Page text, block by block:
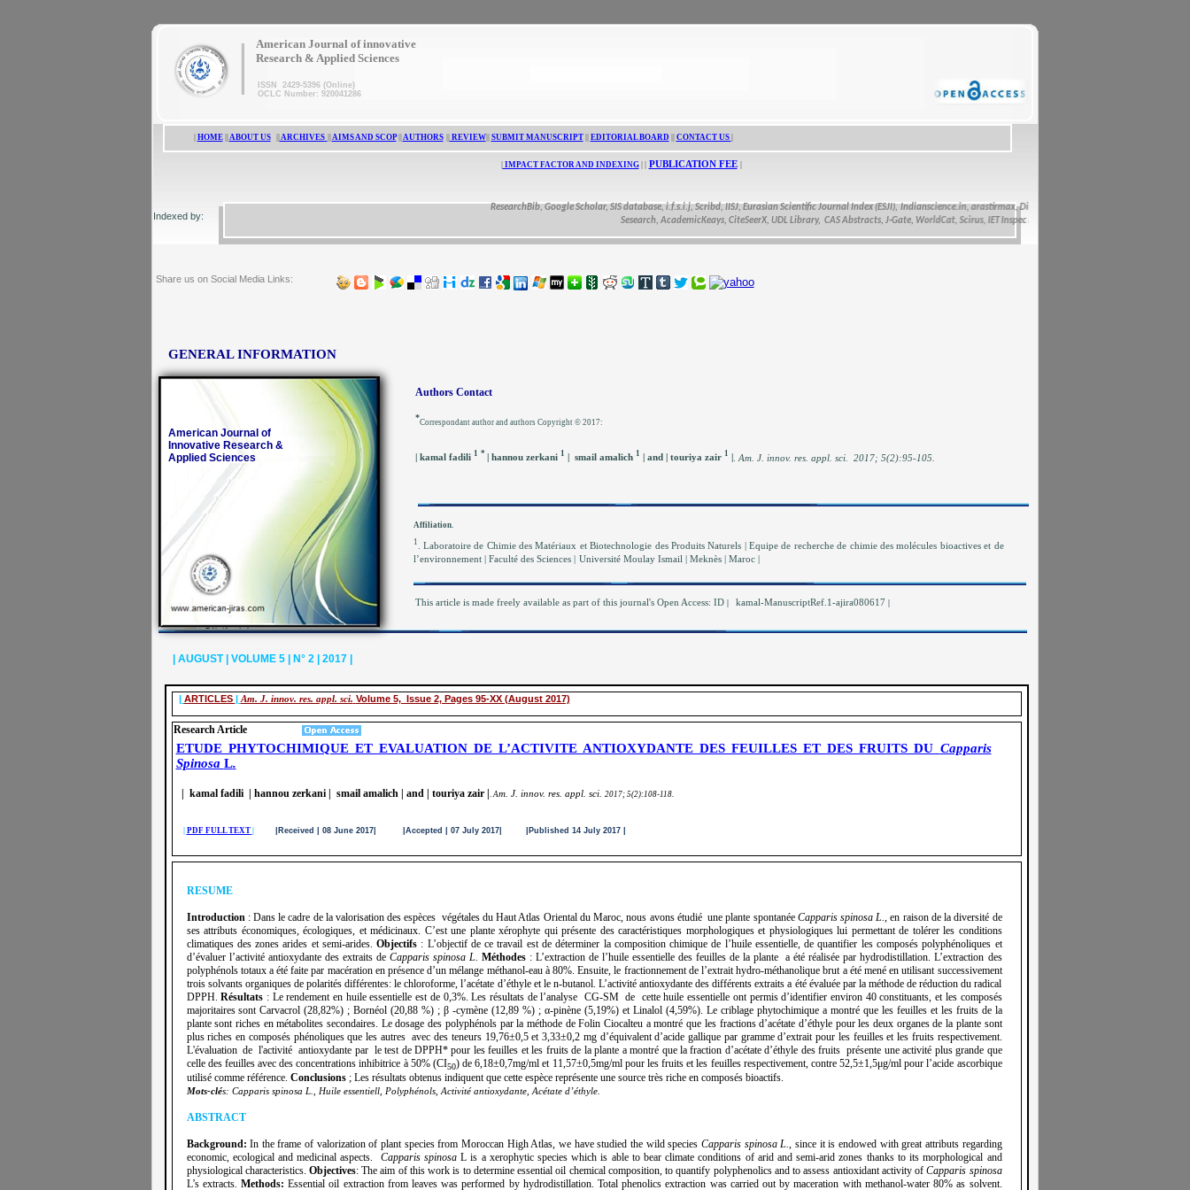
This article is made freely available as part of this journal's Open Access: ID kamal-ManuscriptRef.1-ajira080617
Affiliation.
1
. Laboratoire de Chimie des Matériaux et Biotechnologie des Produits Naturels | Equipe de recherche de chimie des molécules bioactives et de
l’environnement | Faculté des Sciences | Université Moulay Ismail | Meknès | Maroc |
Authors Contact
*Correspondant author and authors Copyright © 2017:
| kamal fadili 1 * | hannou zerkani 1 | smail amalich 1 | and | touriya zair 1 |. Am. J. innov. res. appl. sci. 2017; 5(2):95-105.
GENERAL INFORMATION
American Journal of
Innovative Research &
Applied Sciences
Share us on Social Media Links:
ResearchBib, Google Scholar, SIS database, i.f.s.i.j, Scribd, IISJ, Eurasian Scientific Journal Index (ESJI), Indianscience.in, arastirmax, Directory of Research Journals Indexing, Pak
Sesearch, AcademicKeays, CiteSeerX, UDL Library, CAS Abstracts, J-Gate, WorldCat, Scirus, IET Inspec Direct, and getCited
Indexed by:
HOME|| ABOUT US ARCHIVES AIMS AND SCOP|| AUTHORS REVIEW|| SUBMIT MANUSCRIPT|| EDITORIAL BOARD CONTACT US
IMPACT FACTOR AND INDEXING| | PUBLICATION FEE
| ARTICLES | Am. J. innov. res. appl. sci. Volume 5, Issue 2, Pages 95-XX (August 2017)
Research Article
American Journal of innovative
Research & Applied Sciences
ISSN 2429-5396 (Online)
OCLC Number: 920041286
|
| AUGUST | VOLUME 5 | N° 2 | 2017 |
ETUDE PHYTOCHIMIQUE ET EVALUATION DE L’ACTIVITE ANTIOXYDANTE DES FEUILLES ET DES FRUITS DU Capparis
Spinosa L.
| kamal fadili | hannou zerkani | smail amalich | and | touriya zair | Am. J. innov. res. appl. sci. 2017; 5(2):108-118.
PDF FULL TEXT |Received | 08 June 2017| |Accepted | 07 July 2017| |Published 14 July 2017 |
RESUME
Introduction : Dans le cadre de la valorisation des espèces végétales du Haut Atlas Oriental du Maroc, nous avons étudié une plante spontanée Capparis spinosa L.
, en raison de la diversité de
ses attributs économiques, écologiques, et médicinaux. C’est une plante xérophyte qui présente des caractéristiques morphologiques et physiologiques lui permettant de tolérer les conditions
climatiques des zones arides et semi-arides.Objectifs : L’objectif de ce travail est de déterminer la composition chimique de l’huile essentielle, de quantifier les composés polyphénoliques et
d’évaluer l’activité antioxydante des extraits de Capparis spinosa L. Méthodes: L’extraction de l’huile essentielle des feuilles de la plante a été réalisée par hydrodistillation. L’extraction des
polyphénols totaux a été faite par macération en présence d’un mélange méthanol-eau à 80%. Ensuite, le fractionnement de l’extrait hydro-méthanolique brut a été mené en utilisant successivement
trois solvants organiques de polarités différentes: le chloroforme, l’acétate d’éthyle et le n-butanol. L’activité antioxydante des différents extraits a été évaluée par la méthode de réduction du radical
DPPH.Résultats : Le rendement en huile essentielle est de 0,3%. Les résultats de l’analyse CG-SM de cette huile essentielle ont permis d’identifier environ 40 constituants, et les composés
majoritaires sont Carvacrol (28,82%) ; Bornéol (20,88 %) ;β -cymène (12,89 %) ;α-pinène (5,19%) et Linalol (4,59%). Le criblage phytochimique a montré que les feuilles et les fruits de la
plante sont riches en métabolites secondaires. Le dosage des polyphénols par la méthode de Folin Ciocalteu a montré que les fractions d’acétate d’éthyle pour les deux organes de la plante sont
plus riches en composés phénoliques que les autres avec des teneurs 19,76±0,5 et 3,33±0,2 mg d’équivalent d’acide gallique par gramme d’extrait pour les feuilles et les fruits respectivement.
L'évaluation de l'activité antioxydante par le test de DPPH* pour les feuilles et les fruits de la plante a montré que la fraction d’acétate d’éthyle des fruits présente une activité plus grande que
celle des feuilles avec des concentrations inhibitrice à 50% (CI50) de 6,18±0,7mg/ml et 11,57±0,5mg/ml pour les fruits et les feuilles respectivement, contre 52,5±1,5μg/ml pour l’acide ascorbique
utilisé comme référence. Conclusions; Les résultats obtenus indiquent que cette espèce représente une source très riche en composés bioactifs.
Mots-clés: Capparis spinosa L., Huile essentiell, Polyphénols, Activité antioxydante, Acétate d’éthyle.
ABSTRACT
Background:In the frame of valorization of plant species from Moroccan High Atlas, we have studied the wild species Capparis spinosa L., since it is endowed with great attributs regarding
economic, ecological and medicinal aspects. Capparis spinosaL is a xerophytic species which is able to bear climate conditions of arid and semi-arid zones thanks to its morphological and
physiological characteristics. Objectives: The aim of this work is to determine essential oil chemical composition, to quantify polyphenolics and to assess antioxidant activity ofCapparis spinosa
L’s extracts. Methods:Essential oil extraction from leaves was performed by hydrodistillation. Total phenolics extraction was carried out by maceration with methanol-water 80% as solvent.